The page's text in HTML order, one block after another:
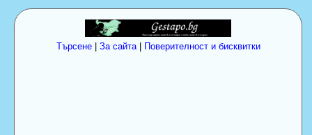
Търсене| За сайта| Поверителност и бисквитки